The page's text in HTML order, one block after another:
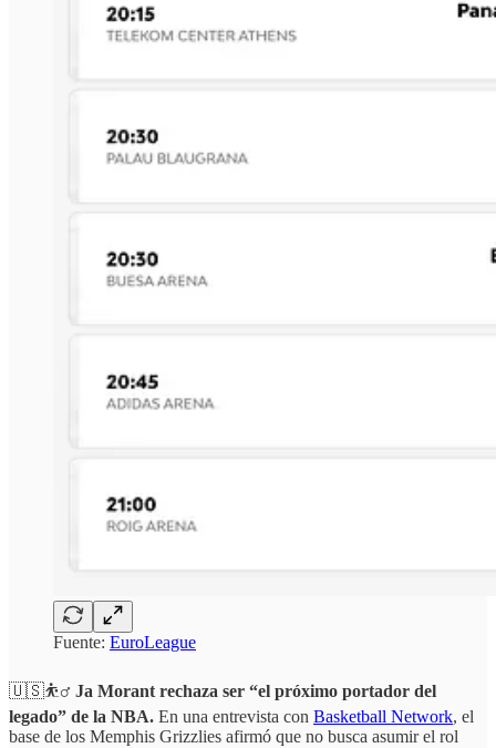
Fuente: EuroLeague
🇺🇸⛹️‍♂️ Ja Morant rechaza ser “el próximo portador del
legado” de la NBA. En una entrevista con Basketball Network, el
base de los Memphis Grizzlies afirmó que no busca asumir el rol